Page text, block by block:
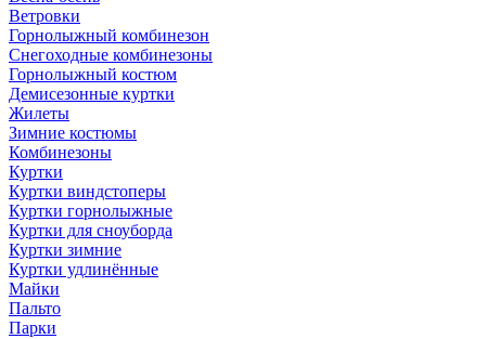
Ветровки
Горнолыжный комбинезон
Снегоходные комбинезоны
Горнолыжный костюм
Демисезонные куртки
Жилеты
Зимние костюмы
Комбинезоны
Куртки
Куртки виндстоперы
Куртки горнолыжные
Куртки для сноуборда
Куртки зимние
Куртки удлинённые
Майки
Пальто
Парки